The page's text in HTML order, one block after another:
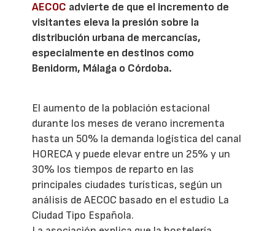
AECOC advierte de que el incremento de
visitantes eleva la presión sobre la
distribución urbana de mercancías,
especialmente en destinos como
Benidorm, Málaga o Córdoba.
El aumento de la población estacional
durante los meses de verano incrementa
hasta un 50% la demanda logística del canal
HORECA y puede elevar entre un 25% y un
30% los tiempos de reparto en las
principales ciudades turísticas, según un
análisis de AECOC basado en el estudio La
Ciudad Tipo Española.